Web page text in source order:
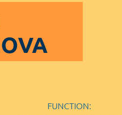
FUNCTION: